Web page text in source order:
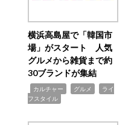
横浜高島屋で「韓国市
場」がスタート 人気
グルメから雑貨まで約
30ブランドが集結
カルチャー グルメ
ライ
フスタイル